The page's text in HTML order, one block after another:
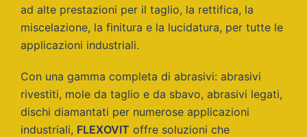
ad alte prestazioni per il taglio, la rettifica, la
miscelazione, la finitura e la lucidatura, per tutte le
applicazioni industriali.
Con una gamma completa di abrasivi: abrasivi
rivestiti, mole da taglio e da sbavo, abrasivi legati,
dischi diamantati per numerose applicazioni
industriali, FLEXOVIT offre soluzioni che